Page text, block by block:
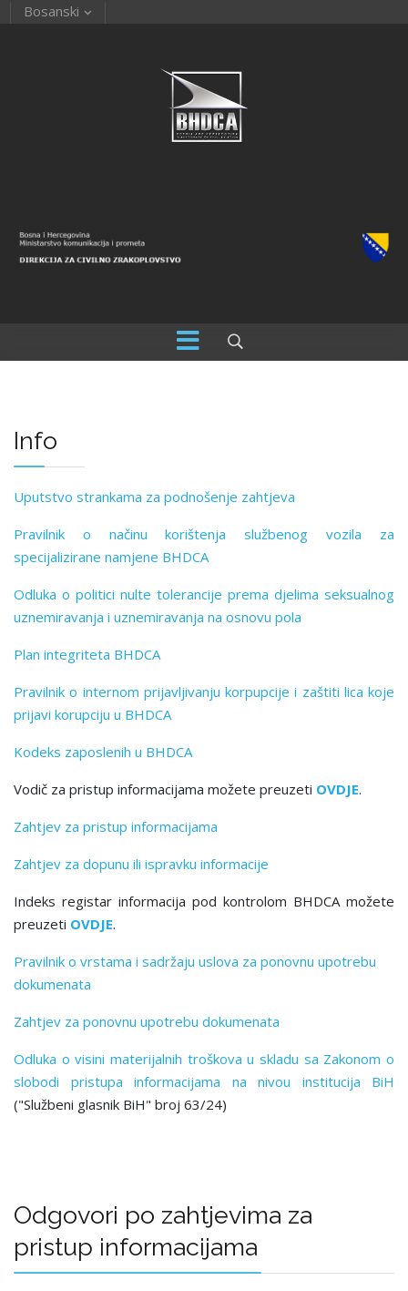
Bosanski
Info
Uputstvo strankama za podnošenje zahtjeva
Pravilnik o načinu korištenja službenog vozila za
specijalizirane namjene BHDCA
Odluka o politici nulte tolerancije prema djelima seksualnog
uznemiravanja i uznemiravanja na osnovu pola
Plan integriteta BHDCA
Pravilnik o internom prijavljivanju korpupcije i zaštiti lica koje
prijavi korupciju u BHDCA
Kodeks zaposlenih u BHDCA
Vodič za pristup informacijama možete preuzeti OVDJE.
Zahtjev za pristup informacijama
Zahtjev za dopunu ili ispravku informacije
Indeks registar informacija pod kontrolom BHDCA možete
preuzeti OVDJE.
Pravilnik o vrstama i sadržaju uslova za ponovnu upotrebu
dokumenata
Zahtjev za ponovnu upotrebu dokumenata
Odluka o visini materijalnih troškova u skladu sa Zakonom o
slobodi pristupa informacijama na nivou institucija BiH
("Službeni glasnik BiH" broj 63/24)
Odgovori po zahtjevima za
pristup informacijama